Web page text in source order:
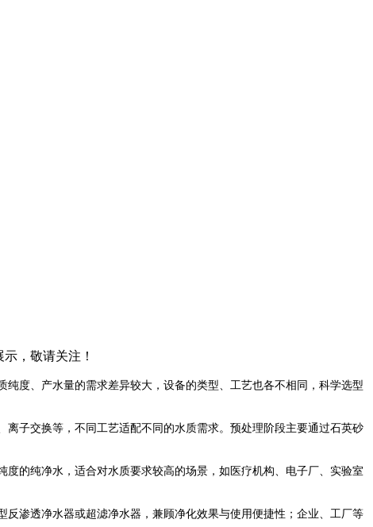
，敬请关注！
度、产水量的需求差异较大，设备的类型、工艺也各不相同，科学选型
子交换等，不同工艺适配不同的水质需求。预处理阶段主要通过石英砂
的纯净水，适合对水质要求较高的场景，如医疗机构、电子厂、实验室
渗透净水器或超滤净水器，兼顾净化效果与使用便捷性；企业、工厂等